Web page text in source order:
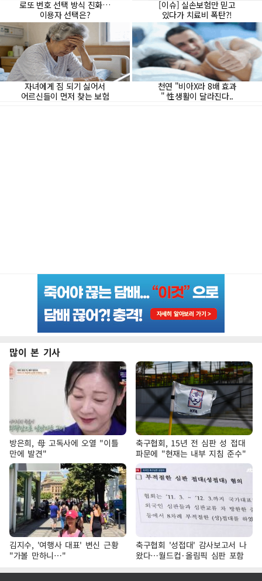
많이 본 기사
방은희, 母 고독사에 오열 "이틀
만에 발견"
축구협회, 15년 전 심판 성 접대
파문에 "현재는 내부 지침 준수"
김지수, '여행사 대표' 변신 근황
"가볼 만하니…"
축구협회 '성접대' 감사보고서 나
왔다…월드컵·올림픽 심판 포함